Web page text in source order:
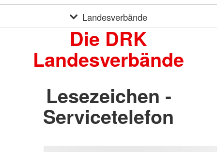
Landesverbände
Die DRK
Landesverbände
Lesezeichen -
Servicetelefon